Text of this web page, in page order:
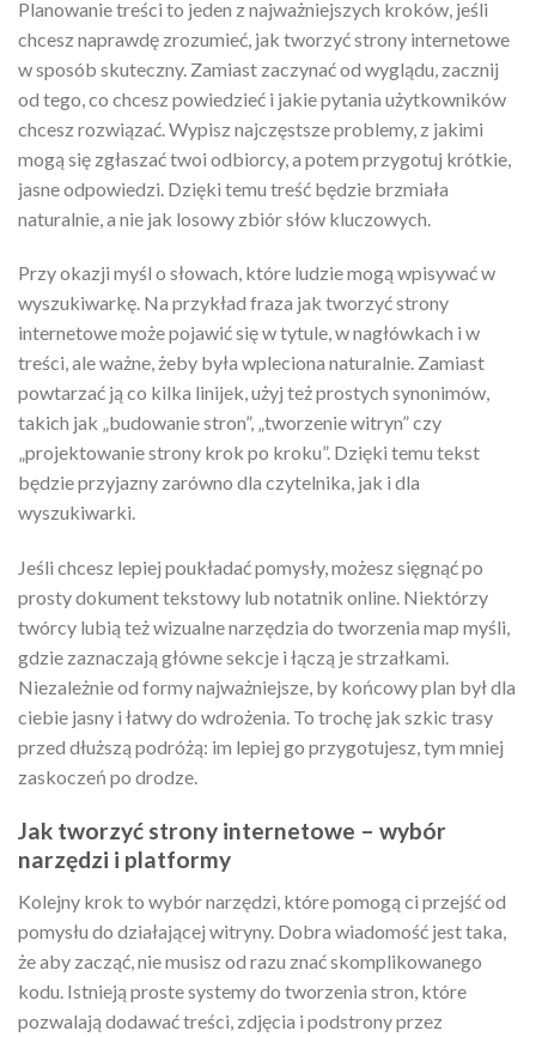
Planowanie treści to jeden z najważniejszych kroków, jeśli
chcesz naprawdę zrozumieć, jak tworzyć strony internetowe
w sposób skuteczny. Zamiast zaczynać od wyglądu, zacznij
od tego, co chcesz powiedzieć i jakie pytania użytkowników
chcesz rozwiązać. Wypisz najczęstsze problemy, z jakimi
mogą się zgłaszać twoi odbiorcy, a potem przygotuj krótkie,
jasne odpowiedzi. Dzięki temu treść będzie brzmiała
naturalnie, a nie jak losowy zbiór słów kluczowych.
Przy okazji myśl o słowach, które ludzie mogą wpisywać w
wyszukiwarkę. Na przykład fraza jak tworzyć strony
internetowe może pojawić się w tytule, w nagłówkach i w
treści, ale ważne, żeby była wpleciona naturalnie. Zamiast
powtarzać ją co kilka linijek, użyj też prostych synonimów,
takich jak „budowanie stron”, „tworzenie witryn” czy
„projektowanie strony krok po kroku”. Dzięki temu tekst
będzie przyjazny zarówno dla czytelnika, jak i dla
wyszukiwarki.
Jeśli chcesz lepiej poukładać pomysły, możesz sięgnąć po
prosty dokument tekstowy lub notatnik online. Niektórzy
twórcy lubią też wizualne narzędzia do tworzenia map myśli,
gdzie zaznaczają główne sekcje i łączą je strzałkami.
Niezależnie od formy najważniejsze, by końcowy plan był dla
ciebie jasny i łatwy do wdrożenia. To trochę jak szkic trasy
przed dłuższą podróżą: im lepiej go przygotujesz, tym mniej
zaskoczeń po drodze.
Jak tworzyć strony internetowe – wybór
narzędzi i platformy
Kolejny krok to wybór narzędzi, które pomogą ci przejść od
pomysłu do działającej witryny. Dobra wiadomość jest taka,
że aby zacząć, nie musisz od razu znać skomplikowanego
kodu. Istnieją proste systemy do tworzenia stron, które
pozwalają dodawać treści, zdjęcia i podstrony przez